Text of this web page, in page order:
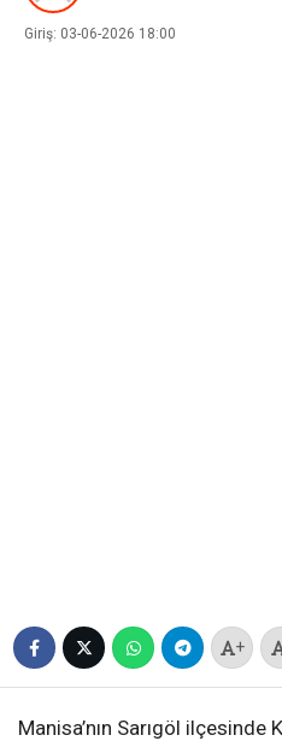
Giriş: 03-06-2026 18:00
+
Manisa’nın Sarıgöl ilçesinde